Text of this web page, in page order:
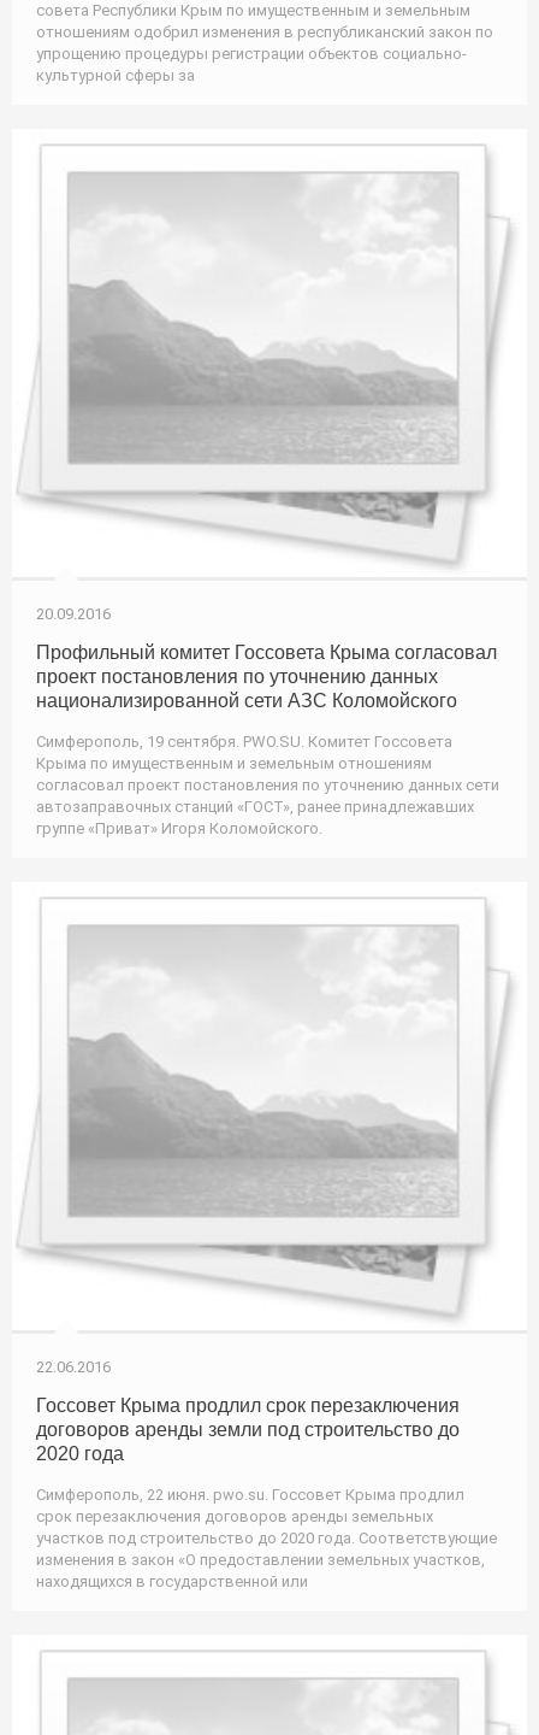
совета Республики Крым по имущественным и земельным
отношениям одобрил изменения в республиканский закон по
упрощению процедуры регистрации объектов социально-
культурной сферы за
20.09.2016
Профильный комитет Госсовета Крыма согласовал
проект постановления по уточнению данных
национализированной сети АЗС Коломойского
Симферополь, 19 сентября. PWO.SU. Комитет Госсовета
Крыма по имущественным и земельным отношениям
согласовал проект постановления по уточнению данных сети
автозаправочных станций «ГОСТ», ранее принадлежавших
группе «Приват» Игоря Коломойского.
22.06.2016
Госсовет Крыма продлил срок перезаключения
договоров аренды земли под строительство до
2020 года
Симферополь, 22 июня. pwo.su. Госсовет Крыма продлил
срок перезаключения договоров аренды земельных
участков под строительство до 2020 года. Соответствующие
изменения в закон «О предоставлении земельных участков,
находящихся в государственной или